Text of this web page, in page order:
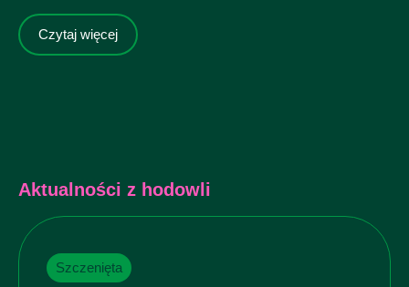
Czytaj więcej
Aktualności z hodowli
Szczenięta